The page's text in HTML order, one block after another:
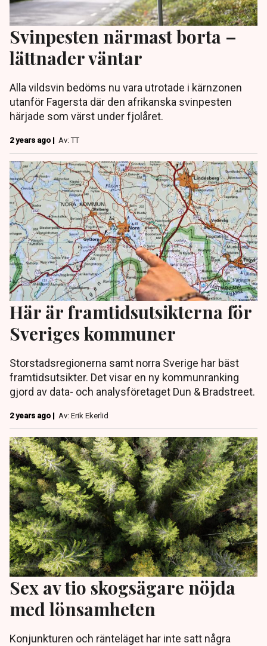
Svinpesten närmast borta –
lättnader väntar
Alla vildsvin bedöms nu vara utrotade i kärnzonen
utanför Fagersta där den afrikanska svinpesten
härjade som värst under fjolåret.
2 years ago | Av: TT
Här är framtidsutsikterna för
Sveriges kommuner
Storstadsregionerna samt norra Sverige har bäst
framtidsutsikter. Det visar en ny kommunranking
gjord av data- och analysföretaget Dun & Bradstreet.
2 years ago | Av: Erik Ekerlid
Sex av tio skogsägare nöjda
med lönsamheten
Konjunkturen och ränteläget har inte satt några